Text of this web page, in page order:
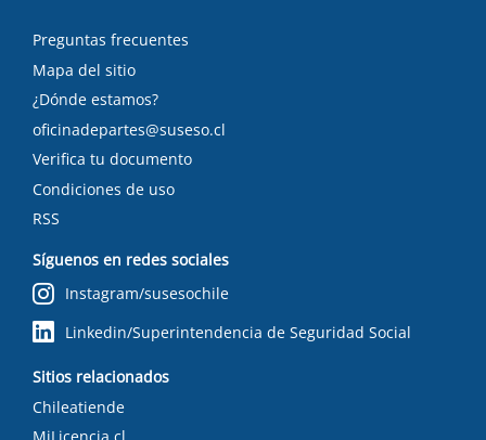
Preguntas frecuentes
Mapa del sitio
¿Dónde estamos?
oficinadepartes@suseso.cl
Verifica tu documento
Condiciones de uso
RSS
Síguenos en redes sociales
Instagram/susesochile
Linkedin/Superintendencia de Seguridad Social
Sitios relacionados
Chileatiende